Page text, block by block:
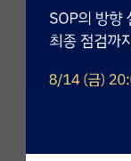
커뮤니티 홈
전체글보기
베스트 게시판
자유 게시판(